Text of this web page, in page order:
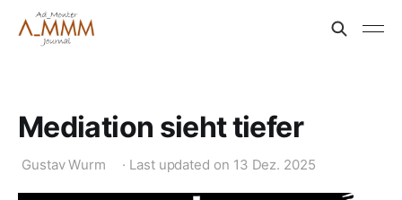
Mediation sieht tiefer
Gustav Wurm · Last updated on 13 Dez. 2025